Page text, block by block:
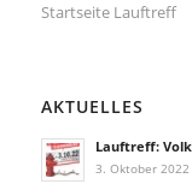
Startseite Lauftreff
AKTUELLES
Lauftreff:
3. Oktober 2022